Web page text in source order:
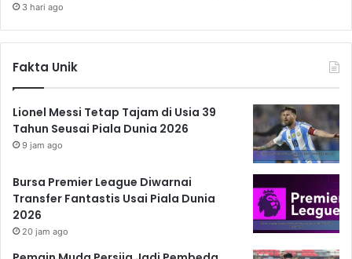
3 hari ago
Fakta Unik
Lionel Messi Tetap Tajam di Usia 39
Tahun Seusai Piala Dunia 2026
9 jam ago
Bursa Premier League Diwarnai
Transfer Fantastis Usai Piala Dunia
2026
20 jam ago